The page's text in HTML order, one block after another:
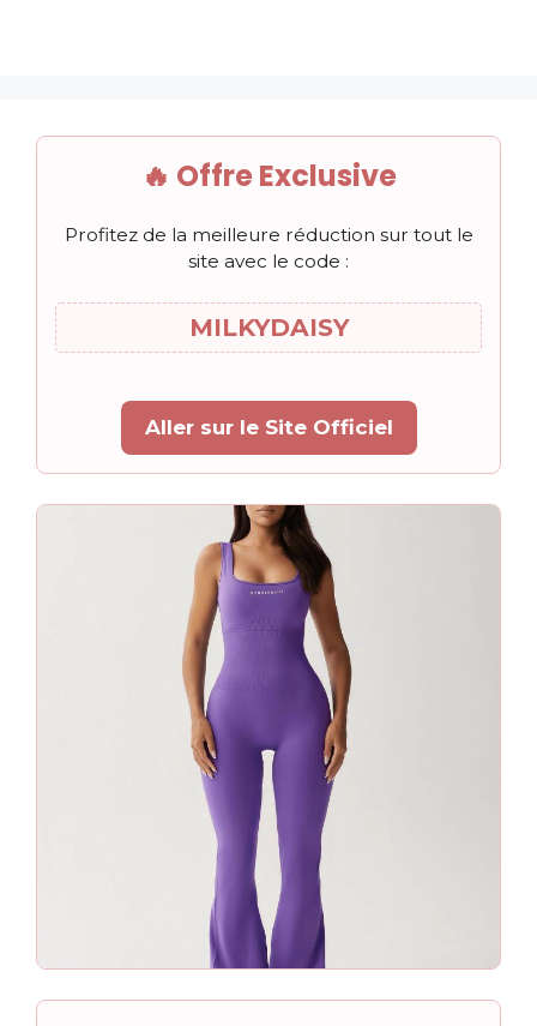
🔥 Offre Exclusive
Profitez de la meilleure réduction sur tout le
site avec le code :
MILKYDAISY
Aller sur le Site Officiel